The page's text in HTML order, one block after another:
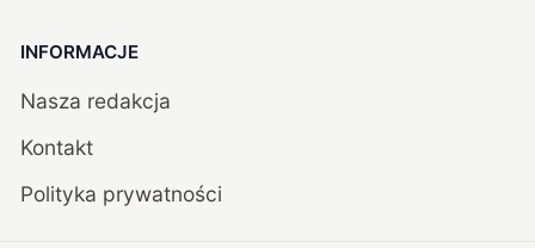
INFORMACJE
Nasza redakcja
Kontakt
Polityka prywatności